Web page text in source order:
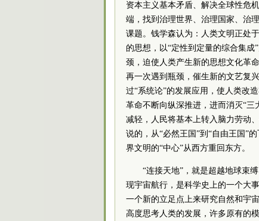
资本主义基本矛盾、解决全球性危
端，找到治理世界、治理国家、治
课题。钱学森认为：人类文明正处
的思想，以“定性到定量的综合集
颈，迫使人类产生新的思想文化革
再一次遇到瓶颈，催生新的文艺复
过“系统论”的发展应用，使人类改
革命不断向纵深推进，进而消灭“三
减轻，人民将基本上转入脑力劳动
说的，从“必然王国”到“自由王国”
界文明的“中心”从西方重回东方。
“连接天地”，就是超越地球束
现宇宙航行，是科学史上的一个大
一个新的立足点上来研究自然和宇
高度思考人类的发展，许多原有的